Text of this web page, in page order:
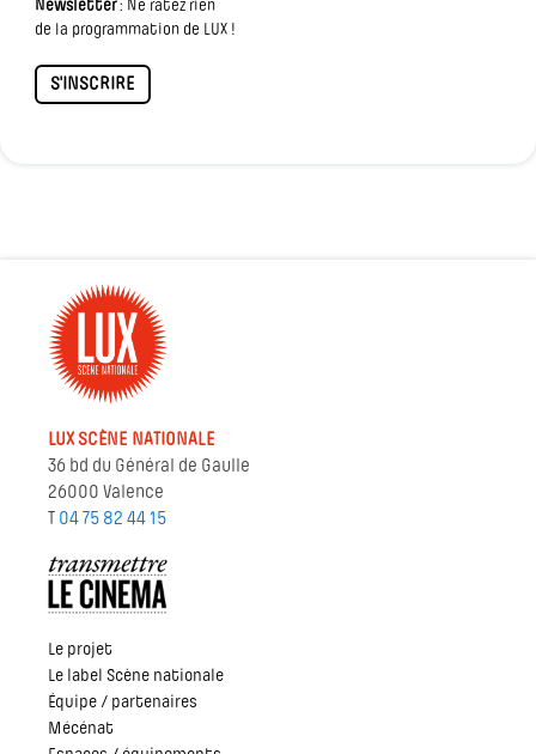
Newsletter: Ne ratez rien
de la programmation de LUX !
S'INSCRIRE
LUX SCÈNE NATIONALE
36 bd du Général de Gaulle
26000 Valence
T 04 75 82 44 15
Le projet
Le label Scène nationale
Équipe / partenaires
Mécénat